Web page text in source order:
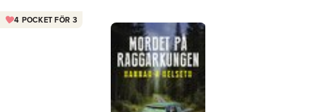
4 POCKET FÖR 3